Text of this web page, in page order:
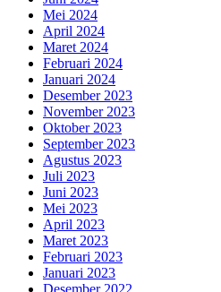
Mei 2024
April 2024
Maret 2024
Februari 2024
Januari 2024
Desember 2023
November 2023
Oktober 2023
September 2023
Agustus 2023
Juli 2023
Juni 2023
Mei 2023
April 2023
Maret 2023
Februari 2023
Januari 2023